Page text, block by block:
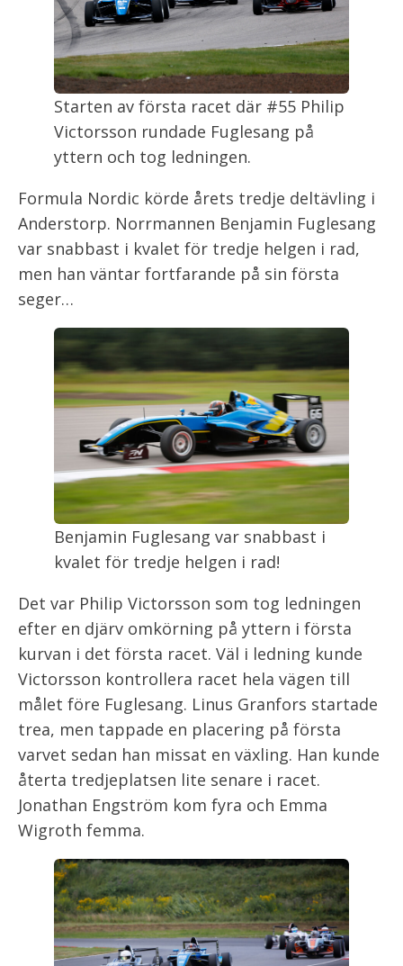
Starten av första racet där #55 Philip
Victorsson rundade Fuglesang på
yttern och tog ledningen.
Formula Nordic körde årets tredje deltävling i
Anderstorp. Norrmannen Benjamin Fuglesang
var snabbast i kvalet för tredje helgen i rad,
men han väntar fortfarande på sin första
seger…
Benjamin Fuglesang var snabbast i
kvalet för tredje helgen i rad!
Det var Philip Victorsson som tog ledningen
efter en djärv omkörning på yttern i första
kurvan i det första racet. Väl i ledning kunde
Victorsson kontrollera racet hela vägen till
målet före Fuglesang. Linus Granfors startade
trea, men tappade en placering på första
varvet sedan han missat en växling. Han kunde
återta tredjeplatsen lite senare i racet.
Jonathan Engström kom fyra och Emma
Wigroth femma.